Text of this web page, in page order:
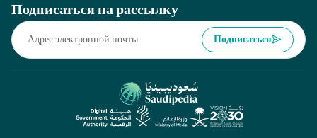
Подписаться на рассылку
Подписаться